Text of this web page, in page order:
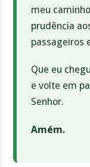
meu
prudência
passageiros
Que eu
e volte em
Senhor.
Amém.